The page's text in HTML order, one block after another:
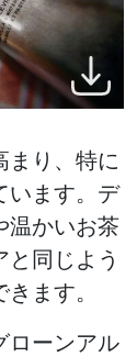
まり、特に
います。デ
温かいお茶
同じよう
ます。
ローンアル